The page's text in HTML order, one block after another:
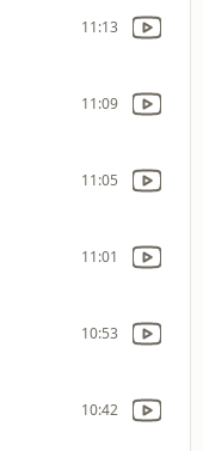
11:13
11:09
11:05
11:01
10:53
10:42